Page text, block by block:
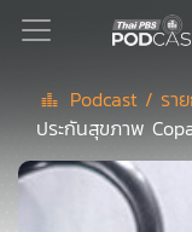
Podcast
Podcast / รา
ประกันสุขภาพ